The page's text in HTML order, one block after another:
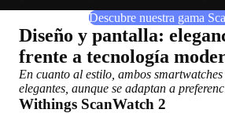
Descubre nuestra gama
Diseño y pantalla:
frente a tecnología
En cuanto al estilo, ambos smartwatches
elegantes, aunque se adaptan a
Withings ScanWatch 2